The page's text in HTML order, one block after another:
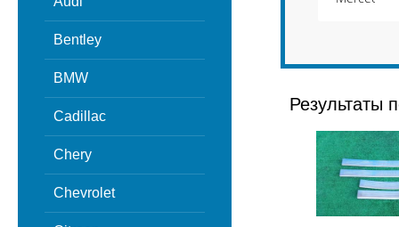
Bentley
BMW
Cadillac
Chery
Chevrolet
Результаты